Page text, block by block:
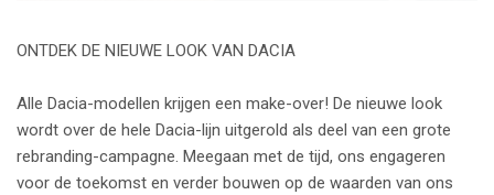
ONTDEK DE NIEUWE LOOK VAN DACIA
Alle Dacia-modellen krijgen een make-over! De nieuwe look
wordt over de hele Dacia-lijn uitgerold als deel van een grote
rebranding-campagne. Meegaan met de tijd, ons engageren
voor de toekomst en verder bouwen op de waarden van ons